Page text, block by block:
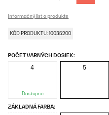
Informačný list o produkte
KÓD PRODUKTU: 10035200
POČET VARNÝCH DOSIEK:
4
Dostupné
5
ZÁKLADNÁ FARBA: